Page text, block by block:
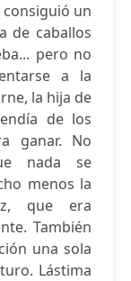
un
de caballos
pero no
a la
la hija de
de los
ganar. No
nada se
menos la
que era
También
una sola
Lástima